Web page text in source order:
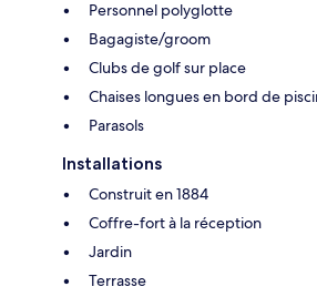
Personnel polyglotte
Bagagiste/groom
Clubs de golf sur place
Chaises longues en bord de
Parasols
Installations
Construit en 1884
Coffre-fort à la réception
Jardin
Terrasse